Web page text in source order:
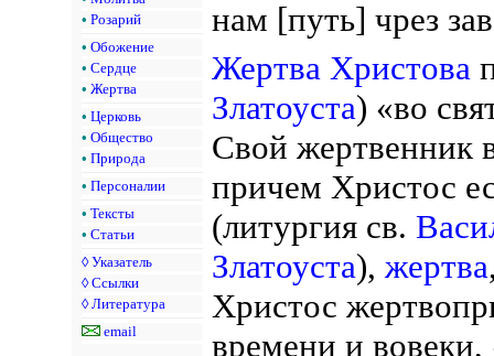
• Розарий
• Обожение
• Сердце
• Жертва
• Церковь
• Общество
• Природа
• Персоналии
• Тексты
• Статьи
◊ Указатель
◊ Ссылки
◊ Литература
email
нам [путь] чрез
Жертва Христова
Златоуста) «во
Свой жертвенник
причем Христос
(литургия св.
Златоуста), жертва
Христос
времени и